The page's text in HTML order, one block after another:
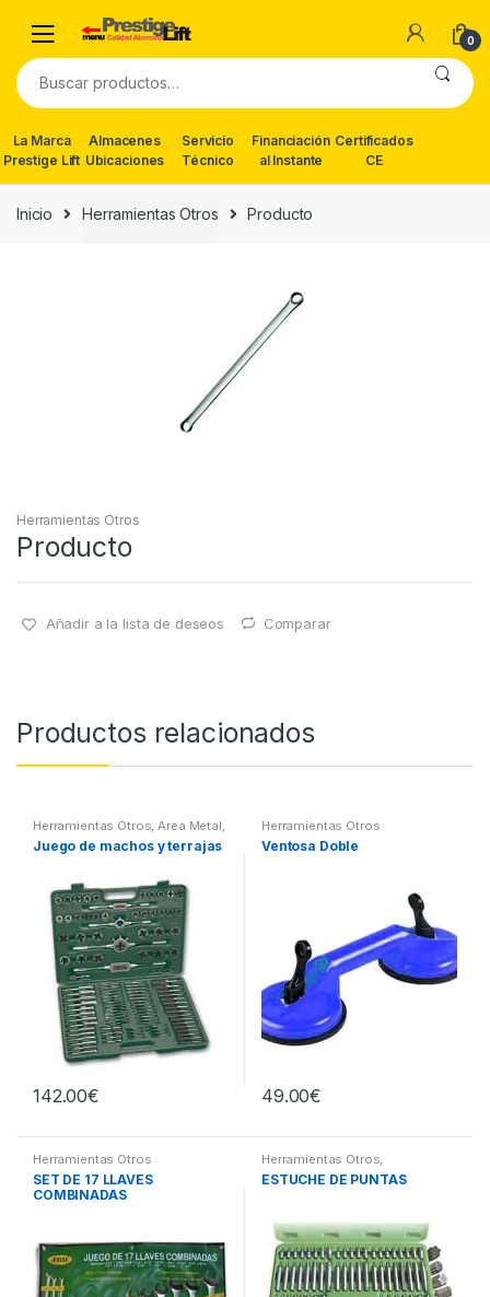
navigation
content
0
Buscar
por:
La Marca
Prestige Lift
Almacenes
Ubicaciones
Servicio
Técnico
Financiación
al Instante
Certificados
CE
Inicio Herramientas Otros Producto
Herramientas Otros
Producto
Añadir a la lista de deseos Comparar
Productos relacionados
Herramientas Otros,Area Metal,
Roscas, Herramientas ,
Maletines Herramientas,
Juego de machos y terrajas
142.00€
Herramientas Otros
Ventosa Doble
49.00€
Herramientas Otros
SET DE 17 LLAVES
COMBINADAS
Herramientas Otros,
Herramientas De Mano ,
Herramientas De Mano,
otros
ESTUCHE DE PUNTAS